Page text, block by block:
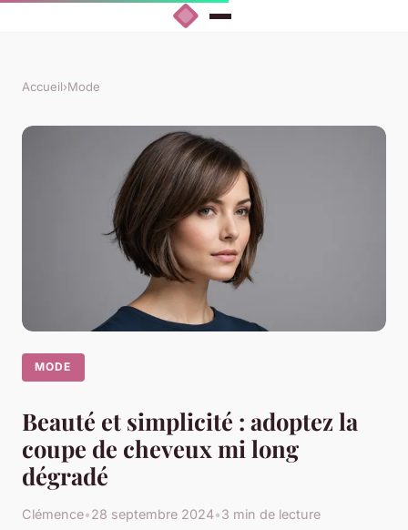
Accueil›Mode
MODE
Beauté et simplicité : adoptez la
coupe de cheveux mi long
dégradé
Clémence•28 septembre 2024•3 min de lecture